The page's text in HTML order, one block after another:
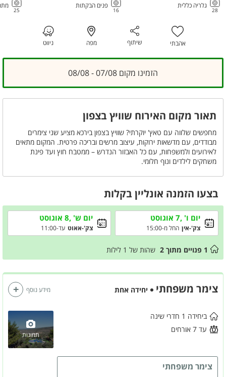
28
גלריה כללית
16
פנים הבקתות
25
אהבתי שיתוף מפה ניווט
הזמינו מקום 07/08 - 08/08
תאור מקום האירוח שוויץ בצפון
מחפשים שלווה עם טאץ' יוקרתי? שוויץ בצפון בירכא מציע שני צימרים
מבודדים, עם מדשאות ירוקות, עיצוב מרשים ובריכה פרטית. המקום מתאים
לאירועים ולמשפחות, עם כל האבזור הנדרש – ממטבח חוץ ועד פינת
משחקים לילדים ונוף חלומי.
בצעו הזמנה אונליין בקלות
יום ו' ,7 אוגוסט
צק'-אין החל מ-15:00
יום ש' ,8 אוגוסט
צק'-אאוט עד-11:00
1 פנויים מתוך 2 שהות של 1 לילות
צימר משפחתי יחידה אחת
תמונות
ביחידה 1 חדרי שינה
עד 7 אורחים
צימר משפחתי
מידע נוסף